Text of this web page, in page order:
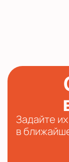
Задайте
в